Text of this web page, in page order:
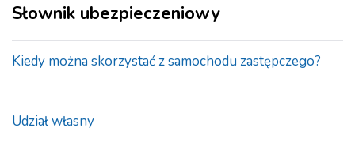
Słownik ubezpieczeniowy
Kiedy można skorzystać z samochodu zastępczego?
Udział własny